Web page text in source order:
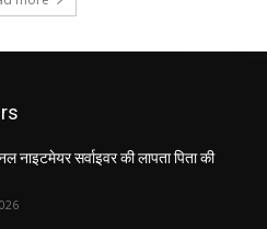
नाइटमेयर सर्वाइवर की लापता पिता की